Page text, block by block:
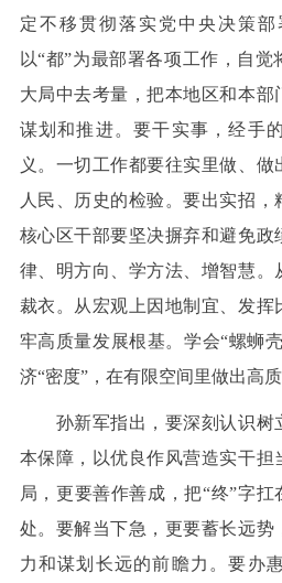
定不移贯彻落实党中央决策部
以“都”为最部署各项工作，自
大局中去考量，把本地区和本部
谋划和推进。要干实事，经手
义。一切工作都要往实里做、做
人民、历史的检验。要出实招，
核心区干部要坚决摒弃和避免政
律、明方向、学方法、增智慧。
裁衣。从宏观上因地制宜、发
牢高质量发展根基。学会“螺蛳
济“密度”，在有限空间里做出高
孙新军指出，要深刻认识树
本保障，以优良作风营造实干担
局，更要善作善成，把“终”字
处。要解当下急，更要蓄长远势
力和谋划长远的前瞻力。要办